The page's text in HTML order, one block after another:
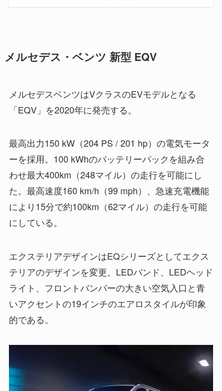
メルセデス・ベンツ 新型 EQV
メルセデスベンツはVクラスのEVモデルとなる
「EQV」を2020年に発売する。
最高出力150 kW（204 PS / 201 hp）の電気モータ
ーを採用。100 kWhのバッテリーパックを組み合
わせ最大400km（248マイル）の走行を可能にし
た。最高速度160 km/h（99 mph）、急速充電機能
により15分で約100km（62マイル）の走行を可能
にしている。
エクステリアデザインはEQシリーズとしてエクス
テリアのデザインを変更。LEDバンド、LEDヘッド
ライト、フロントバンパーの大きい空気入口と青
いアクセントの19インチのエアロスタイルが印象
的である。